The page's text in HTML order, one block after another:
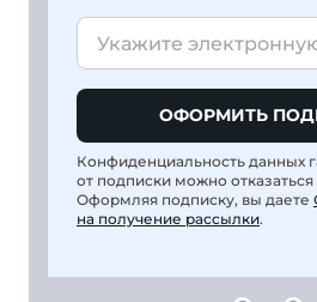
ОФОРМИТЬ
Конфиденциальность данных
от подписки можно
Оформляя подписку, вы даете
на получение рассылки.